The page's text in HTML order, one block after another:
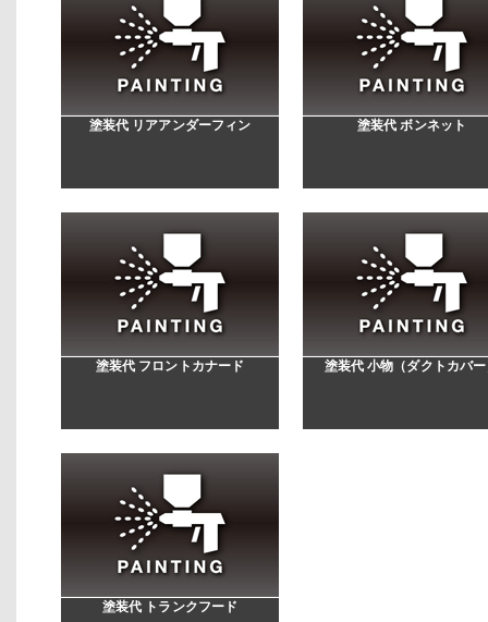
塗装代 リアアンダーフィン 塗装代 ボンネット
塗装代 フロントカナード 塗装代 小物（ダクトカバ
塗装代 トランクフード